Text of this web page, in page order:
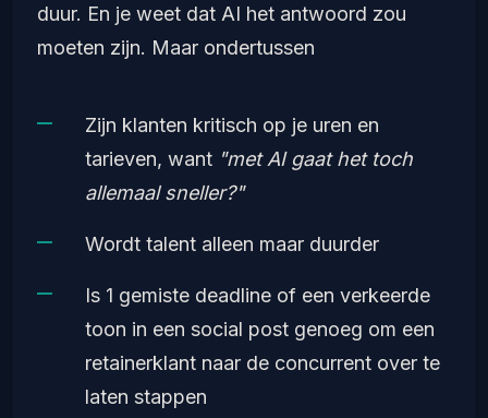
duur. En je weet dat AI het antwoord zou
moeten zijn. Maar ondertussen
Zijn klanten kritisch op je uren en
tarieven, want "met AI gaat het toch
allemaal sneller?"
Wordt talent alleen maar duurder
Is 1 gemiste deadline of een verkeerde
toon in een social post genoeg om een
retainerklant naar de concurrent over te
laten stappen